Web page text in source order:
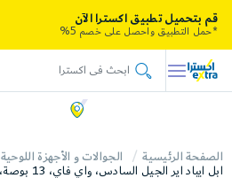
الصفحة الرئيسية الجوالات و الأجهزة اللوحية
ابل ايباد اير الجيل السادس، واي فاي، 13 بوصة، 128 جيجا، ضوء النجوم
قم بتحميل تطبيق اكسترا الآن
*حمل التطبيق واحصل على خصم 5%